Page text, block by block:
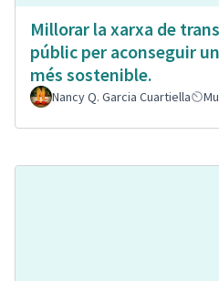
Millorar la xarxa de
públic per aconseguir
més sostenible.
Nancy Q. Garcia Cuartiella